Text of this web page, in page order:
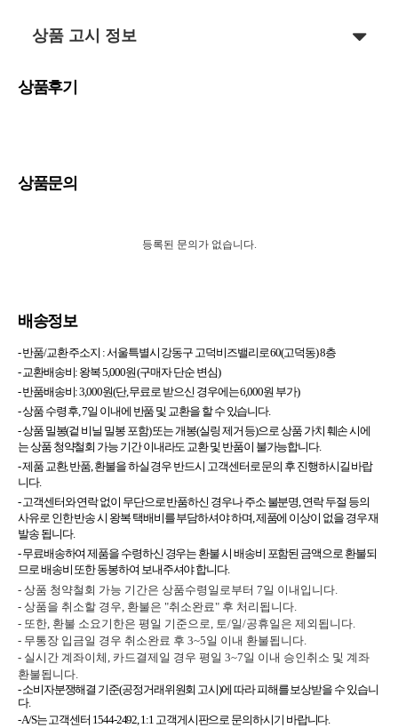
상품 고시 정보
상품후기
상품문의
등록된 문의가 없습니다.
배송정보
- 반품/교환 주소지 :서울특별시 강동구 고덕비즈밸리로 60(고덕동) 8층
- 교환배송비: 왕복 5,000원 (구매자 단순 변심)
- 반품배송비: 3,000원(단, 무료로 받으신 경우에는 6,000원 부가)
- 상품 수령 후, 7일 이내에 반품 및 교환을 할 수 있습니다.
- 상품 밀봉(겉 비닐 밀봉 포함) 또는 개봉(실링 제거 등)으로 상품 가치 훼손 시에
는 상품 청약철회 가능 기간 이내라도 교환 및 반품이 불가능합니다.
- 제품 교환, 반품, 환불을 하실 경우 반드시 고객센터로 문의 후 진행하시길 바랍
니다.
- 고객센터와 연락 없이 무단으로 반품하신 경우나 주소 불분명, 연락 두절 등의
사유로 인한 반송 시 왕복 택배비를 부담하셔야 하며, 제품에 이상이 없을 경우 재
발송 됩니다.
- 무료배송하여 제품을 수령하신 경우는 환불 시 배송비 포함된 금액으로 환불되
므로 배송비 또한 동봉하여 보내주셔야 합니다.
- 상품 청약철회 가능 기간은 상품수령일로부터 7일 이내입니다.
- 상품을 취소할 경우, 환불은 "취소완료" 후 처리됩니다.
- 또한, 환불 소요기한은 평일 기준으로, 토/일/공휴일은 제외됩니다.
- 무통장 입금일 경우 취소완료 후 3~5일 이내 환불됩니다.
- 실시간 계좌이체, 카드결제일 경우 평일 3~7일 이내 승인취소 및 계좌
환불됩니다.
- 소비자분쟁해결 기준(공정거래위원회 고시)에 따라 피해를 보상받을 수 있습니
다.
- A/S는 고객센터 1544-2492, 1:1 고객게시판으로 문의하시기 바랍니다.